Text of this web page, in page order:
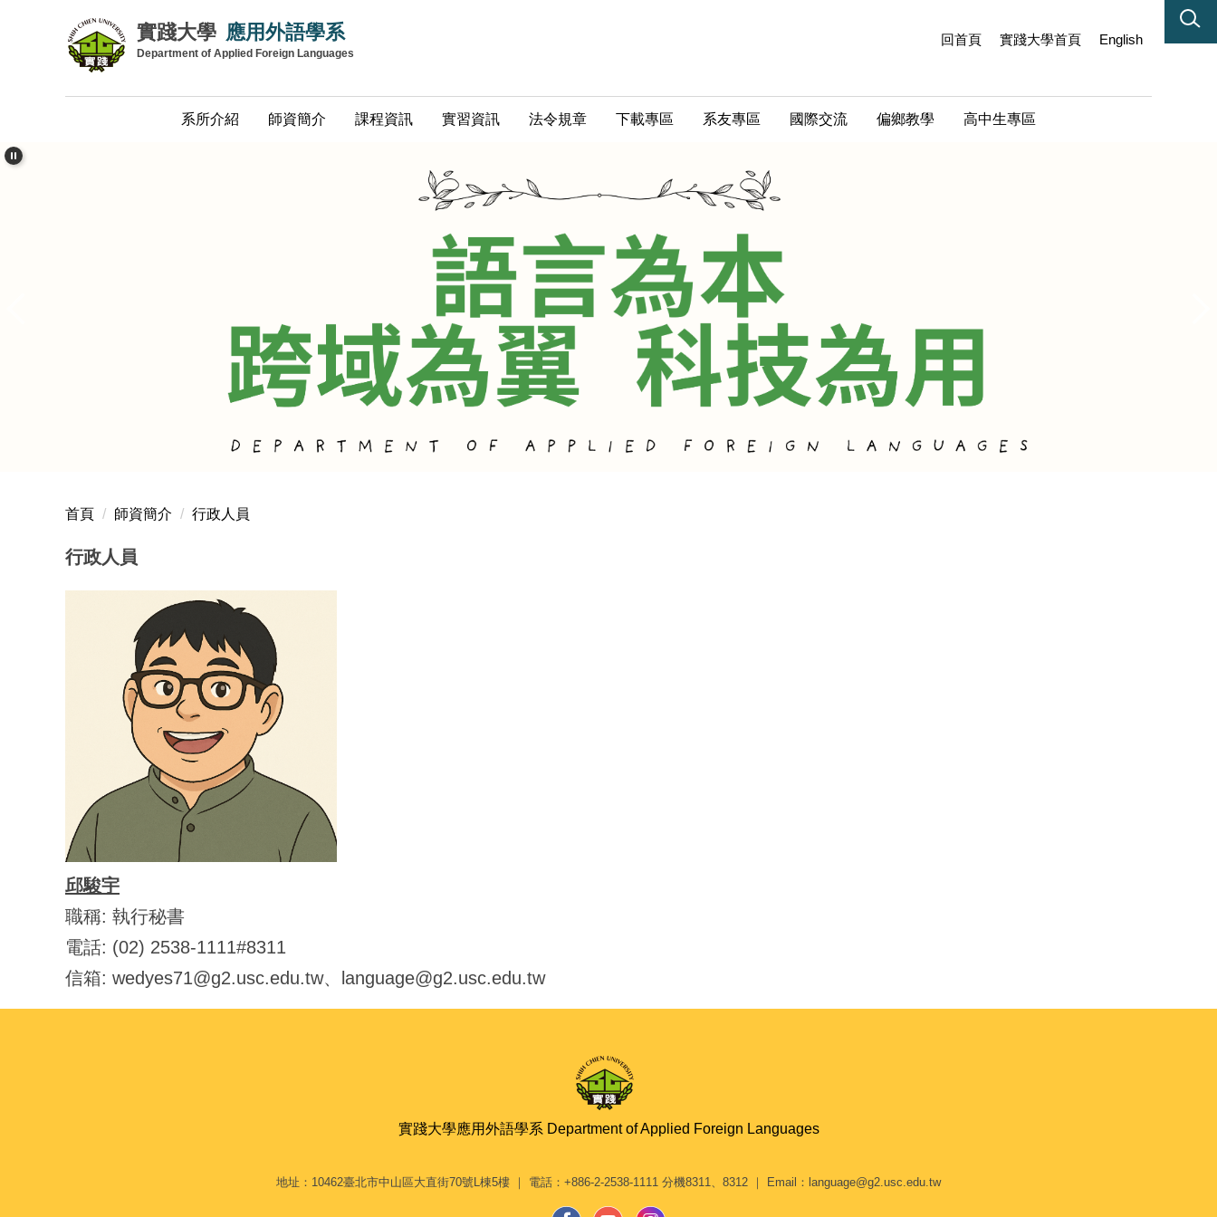
區
實踐大學 應用外語學系
Department of Applied Foreign Languages
系所介紹 師資簡介 課程資訊 實習資訊 法令規章 下載專區 系友專區 國際交流 偏鄉教學 高中生專區
回首頁 實踐大學首頁 English
AFL solgan
首頁 師資簡介 行政人員
行政人員
邱駿宇
職稱: 執行秘書
電話: (02) 2538-1111#8311
信箱: wedyes71@g2.usc.edu.tw、language@g2.usc.edu.tw
實踐大學應用外語學系 Department of Applied Foreign Languages
地址：10462臺北市中山區大直街70號L棟5樓 ｜ 電話：+886-2-2538-1111 分機8311、8312 ｜ Email：language@g2.usc.edu.tw